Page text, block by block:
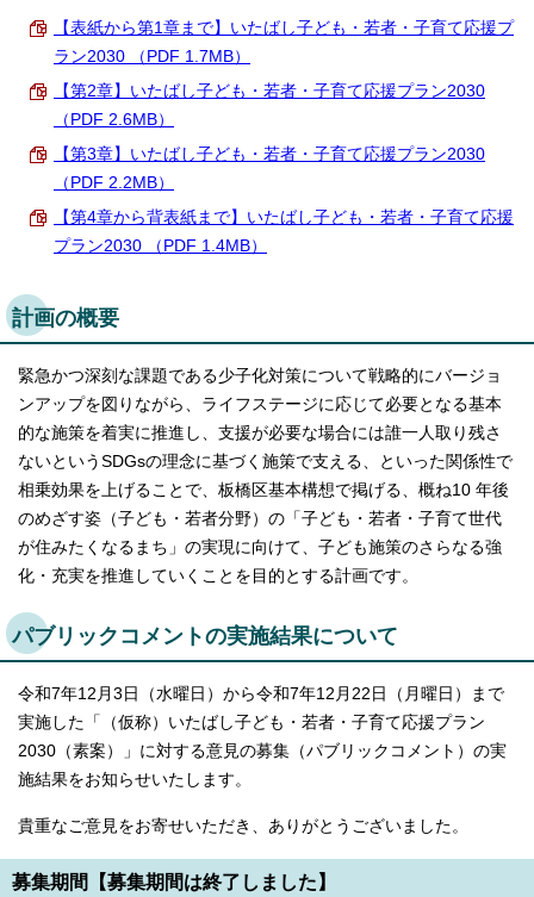
简体中文
繁體中文
【表紙から第1章まで】いたばし子ども・若者・子育て応援プ
ラン2030 （PDF 1.7MB）
【第2章】いたばし子ども・若者・子育て応援プラン2030
（PDF 2.6MB）
【第3章】いたばし子ども・若者・子育て応援プラン2030
（PDF 2.2MB）
【第4章から背表紙まで】いたばし子ども・若者・子育て応援
プラン2030 （PDF 1.4MB）
計画の概要
緊急かつ深刻な課題である少子化対策について戦略的にバージョ
ンアップを図りながら、ライフステージに応じて必要となる基本
的な施策を着実に推進し、支援が必要な場合には誰一人取り残さ
ないというSDGsの理念に基づく施策で支える、といった関係性で
相乗効果を上げることで、板橋区基本構想で掲げる、概ね10 年後
のめざす姿（子ども・若者分野）の「子ども・若者・子育て世代
が住みたくなるまち」の実現に向けて、子ども施策のさらなる強
化・充実を推進していくことを目的とする計画です。
パブリックコメントの実施結果について
令和7年12月3日（水曜日）から令和7年12月22日（月曜日）まで
実施した「（仮称）いたばし子ども・若者・子育て応援プラン
2030（素案）」に対する意見の募集（パブリックコメント）の実
施結果をお知らせいたします。
貴重なご意見をお寄せいただき、ありがとうございました。
募集期間【募集期間は終了しました】